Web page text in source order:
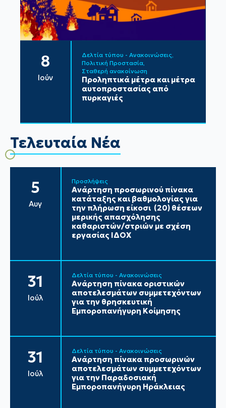
8
Ιούν
Δελτία τύπου - Ανακοινώσεις
Πολιτική Προστασία
Σταθερή ανακοίνωση
Προληπτικά μέτρα και μέτρα
αυτοπροστασίας από
πυρκαγιές
Τελευταία Νέα
5
Αυγ
Προσλήψεις
Ανάρτηση προσωρινού πίνακα
κατάταξης και βαθμολογίας για
την πλήρωση είκοσι (20) θέσεων
μερικής απασχόλησης
καθαριστών/στριών με σχέση
εργασίας ΙΔΟΧ
31
Ιούλ
Δελτία τύπου - Ανακοινώσεις
Ανάρτηση πίνακα οριστικών
αποτελεσμάτων συμμετεχόντων
για την θρησκευτική
Εμποροπανήγυρη Κοίμησης
31
Ιούλ
Δελτία τύπου - Ανακοινώσεις
Ανάρτηση πίνακα προσωρινών
αποτελεσμάτων συμμετεχόντων
για την Παραδοσιακή
Εμποροπανήγυρη Ηράκλειας